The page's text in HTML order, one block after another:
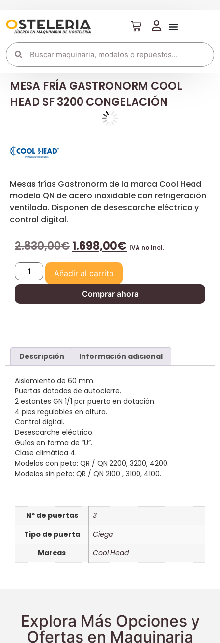
MESA FRÍA GASTRONORM COOL
HEAD SF 3200 CONGELACIÓN
Mesas frías Gastronorm de la marca Cool Head
modelo QN de acero inoxidable con refrigeración
ventilada. Disponen de desescarche eléctrico y
control digital.
2.830,00€1.698,00€ IVA no Incl.
Añadir al carrito
Comprar ahora
Descripción Información adicional
Aislamiento de 60 mm.
Puertas dotadas de autocierre.
2 estantes GN 1/1 por puerta en dotación.
4 pies regulables en altura.
Control digital.
Desescarche eléctrico.
Guías en forma de “U”.
Clase climática 4.
Modelos con peto: QR / QN 2200, 3200, 4200.
Modelos sin peto: QR / QN 2100 , 3100, 4100.
Nº de puertas
3
Tipo de puerta
Ciega
Marcas
Cool Head
Explora Más Opciones y
Ofertas en Maquinaria